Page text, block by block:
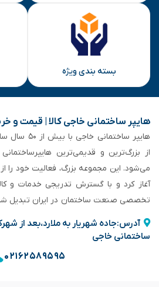
بسته بندی ویژه
هایپر ساختمانی خاجی‌ کالا | قیمت و
هایپر
از بزرگ‌ترین و قدیمی‌ترین
می‌شود. این مجموعه بزرگ، فعالیت خود را
آغاز کرد و با گسترش تدریجی خدمات و
تخصصی صنعت ساختمان در ایران تبدیل
آدرس:جاده شهریار به ملارد،بعد از
ساختمانی خاجی
۰۲۱۶۲۵۸۹۵۹۵